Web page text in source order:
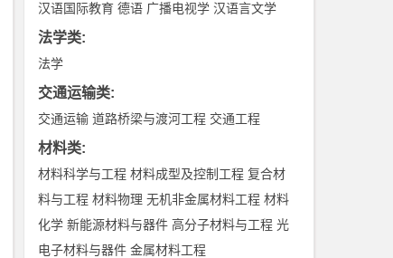
汉语国际教育 德语 广播电视学 汉语言文学
法学类:
法学
交通运输类:
交通运输 道路桥梁与渡河工程 交通工程
材料类:
材料科学与工程 材料成型及控制工程 复合材
料与工程 材料物理 无机非金属材料工程 材料
化学 新能源材料与器件 高分子材料与工程 光
电子材料与器件 金属材料工程